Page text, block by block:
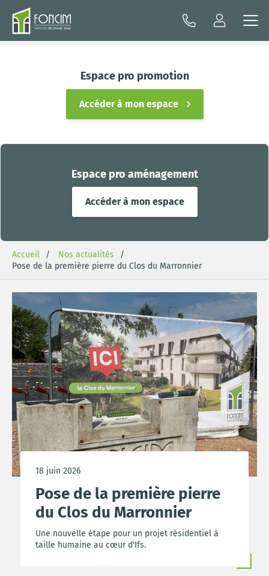
Espace pro aménagement
Accéder à mon espace
Espace pro promotion
Accéder à mon espace
Accueil
Nos actualités
Pose de la première pierre du Clos du Marronnier
18 juin 2026
Pose de la première pierre
du Clos du Marronnier
Une nouvelle étape pour un projet résidentiel à
taille humaine au cœur d'Ifs.